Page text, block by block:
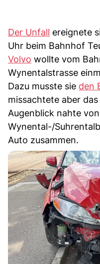
Der Unfall ereignete
Uhr beim Bahnhof
Volvo wollte vom
Wynentalstrasse
Dazu musste sie den
missachtete aber
Augenblick nahte von
Wynental-/
Auto zusammen.